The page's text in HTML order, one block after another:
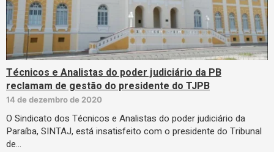
Técnicos e Analistas do poder judiciário da PB
reclamam de gestão do presidente do TJPB
14 de dezembro de 2020
O Sindicato dos Técnicos e Analistas do poder judiciário da
Paraíba, SINTAJ, está insatisfeito com o presidente do Tribunal
de…